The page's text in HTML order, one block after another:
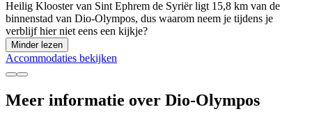
Heilig Klooster van Sint Ephrem de Syriër ligt 15,8 km van de
binnenstad van Dio-Olympos, dus waarom neem je tijdens je
verblijf hier niet eens een kijkje?
Minder lezen
Accommodaties bekijken
Meer informatie over Dio-Olympos